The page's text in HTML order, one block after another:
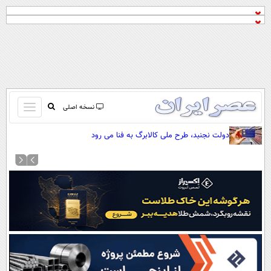
نسخه اصلی
باز
و
کردن
منو
صفحه اول
نظرسنجی
آب و هوا
سواد زندگی
دولت نجنبد، طرح ملی کالابرگ به فنا می رود